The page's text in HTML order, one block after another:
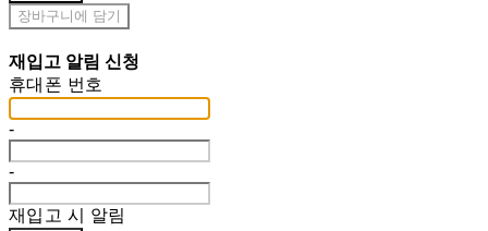
장바구니에 담기
재입고 알림 신청
휴대폰 번호
-
-
재입고 시 알림